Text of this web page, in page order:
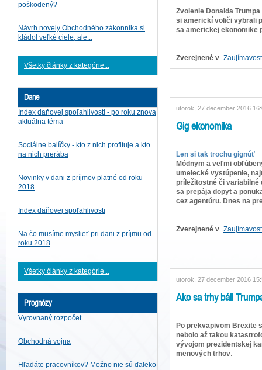
poškodený?
Návrh novely Obchodného zákonníka si
kládol veľké ciele, ale...
Všetky články z kategórie...
Dane
Index daňovej spoľahlivosti - po roku znova
aktuálna téma
Sociálne balíčky - kto z nich profituje a kto
na nich prerába
Novinky v dani z príjmov platné od roku
2018
Index daňovej spoľahlivosti
Na čo musíme myslieť pri dani z príjmu od
roku 2018
Všetky články z kategórie...
Prognózy
Vyrovnaný rozpočet
Obchodná vojna
Hľadáte pracovníkov? Možno nie sú ďaleko
Zvolenie Donalda
si americkí voliči vybrali
sa americkej ekonomike
Zverejnené v
utorok, 27 december 2016
Gig ekonomika
Len si tak trochu gignúť
Módnym a veľmi
umelecké vystúpenie,
príležitostné či variabilné
sa prepája dopyt a
cez agentúru. Dnes na
Zverejnené v
utorok, 27 december 2016
Ako sa trhy báli
Po prekvapivom Brexite
nebolo až takou
vývojom prezidentskej
menových trhov